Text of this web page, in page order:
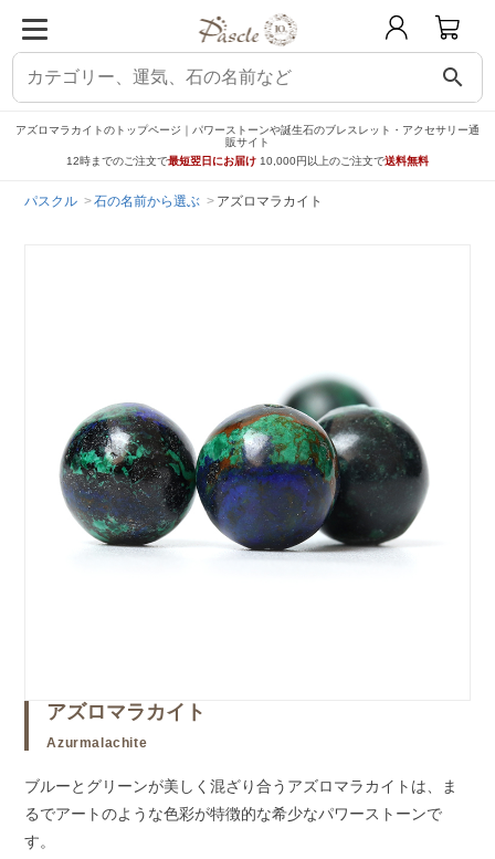
search
アズロマラカイトのトップページ｜パワーストーンや誕生石のブレスレット・アクセサリー通
販サイト
12時までのご注文で最短翌日にお届け 10,000円以上のご注文で送料無料
パスクル 石の名前から選ぶ アズロマラカイト
アズロマラカイト
Azurmalachite
ブルーとグリーンが美しく混ざり合うアズロマラカイトは、ま
るでアートのような色彩が特徴的な希少なパワーストーンで
す。